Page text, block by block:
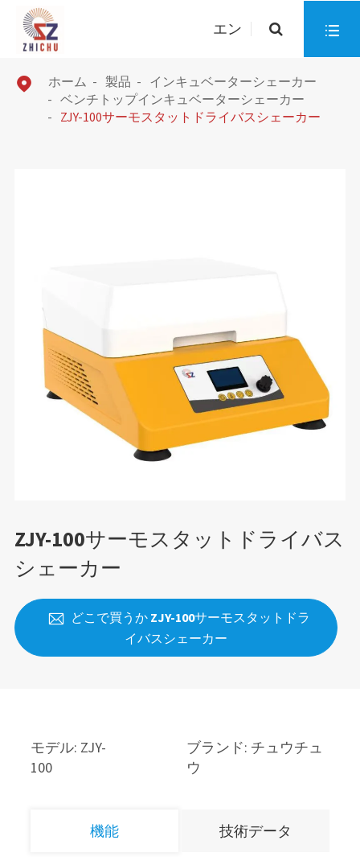
エン 
 ホーム 製品
インキュベーターシェーカー
ベンチトップインキュベーターシェーカー
ZJY-100サーモスタットドライバスシェーカー
ZJY-100サーモスタットドライバス
シェーカー
 どこで買うか ZJY-100サーモスタットドラ
イバスシェーカー
モデル: ZJY-
100
ブランド: チュウチュ
ウ
機能 技術データ